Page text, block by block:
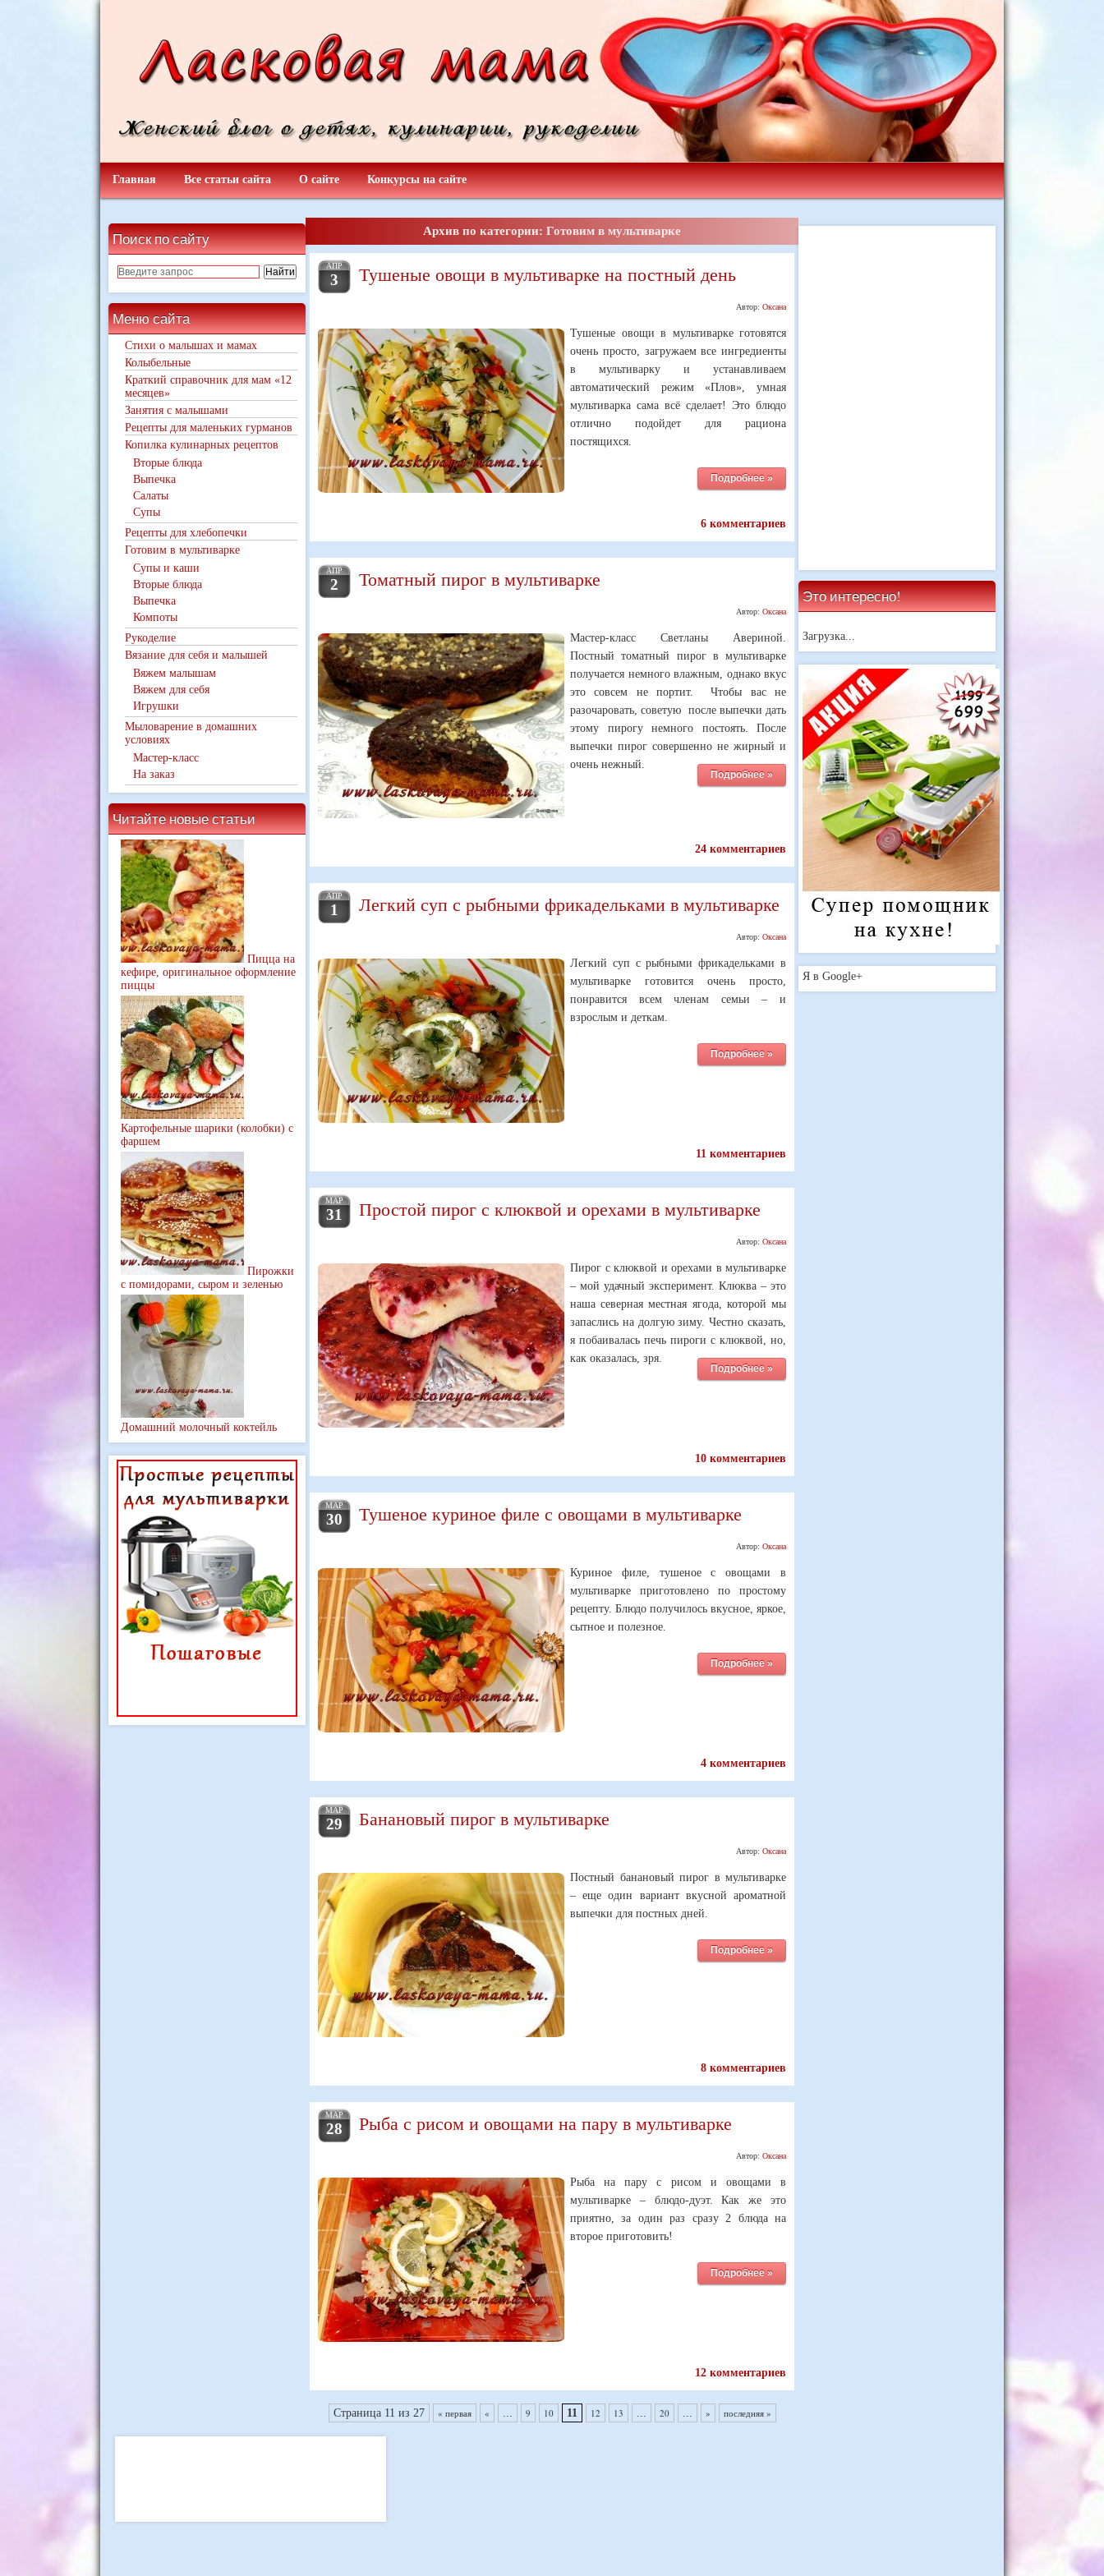
Главная Все статьи сайта О сайте Конкурсы на сайте
Поиск по сайту
Меню сайта
Стихи о малышах и мамах
Колыбельные
Краткий справочник для мам «12
месяцев»
Занятия с малышами
Рецепты для маленьких гурманов
Копилка кулинарных рецептов
Вторые блюда
Выпечка
Салаты
Супы
Рецепты для хлебопечки
Готовим в мультиварке
Супы и каши
Вторые блюда
Выпечка
Компоты
Рукоделие
Вязание для себя и малышей
Вяжем малышам
Вяжем для себя
Игрушки
Мыловарение в домашних
условиях
Мастер-класс
На заказ
Читайте новые статьи
Пицца на
кефире, оригинальное оформление
пиццы
Картофельные шарики (колобки) с
фаршем
Пирожки
с помидорами, сыром и зеленью
Домашний молочный коктейль
Это интересно!
Загрузка...
Я в Google+
Архив по категории: Готовим в мультиварке
АПР
3 Тушеные овощи в мультиварке на постный день
Автор: Оксана
Тушеные овощи в мультиварке готовятся
очень просто, загружаем все ингредиенты
в мультиварку и устанавливаем
автоматический режим «Плов», умная
мультиварка сама всё сделает! Это блюдо
отлично подойдет для рациона
постящихся.
Подробнее »
6 комментариев
АПР
2 Томатный пирог в мультиварке
Автор: Оксана
Мастер-класс Светланы Авериной.
Постный томатный пирог в мультиварке
получается немного влажным, однако вкус
это совсем не портит. Чтобы вас не
разочаровать, советую после выпечки дать
этому пирогу немного постоять. После
выпечки пирог совершенно не жирный и
очень нежный.
Подробнее »
24 комментариев
АПР
1 Легкий суп с рыбными фрикадельками в мультиварке
Автор: Оксана
Легкий суп с рыбными фрикадельками в
мультиварке готовится очень просто,
понравится всем членам семьи – и
взрослым и деткам.
Подробнее »
11 комментариев
МАР
31 Простой пирог с клюквой и орехами в мультиварке
Автор: Оксана
Пирог с клюквой и орехами в мультиварке
– мой удачный эксперимент. Клюква – это
наша северная местная ягода, которой мы
запаслись на долгую зиму. Честно сказать,
я побаивалась печь пироги с клюквой, но,
как оказалась, зря.
Подробнее »
10 комментариев
МАР
30 Тушеное куриное филе с овощами в мультиварке
Автор: Оксана
Куриное филе, тушеное с овощами в
мультиварке приготовлено по простому
рецепту. Блюдо получилось вкусное, яркое,
сытное и полезное.
Подробнее »
4 комментариев
МАР
29 Банановый пирог в мультиварке
Автор: Оксана
Постный банановый пирог в мультиварке
– еще один вариант вкусной ароматной
выпечки для постных дней.
Подробнее »
8 комментариев
МАР
28 Рыба с рисом и овощами на пару в мультиварке
Автор: Оксана
Рыба на пару с рисом и овощами в
мультиварке – блюдо-дуэт. Как же это
приятно, за один раз сразу 2 блюда на
второе приготовить!
Подробнее »
12 комментариев
Страница 11 из 27 « первая « ... 9 10 11 12 13 ... 20 ... » последняя »